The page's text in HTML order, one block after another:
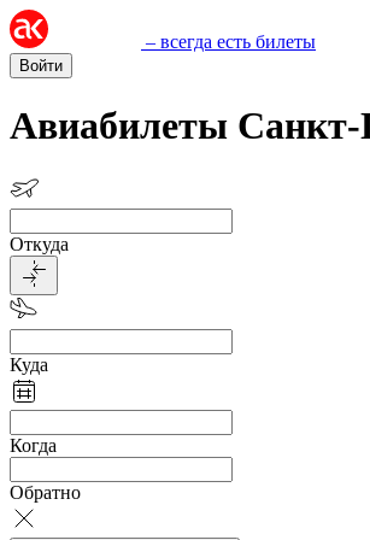
– всегда есть билеты
Войти
Авиабилеты Санкт-
Откуда
Куда
Когда
Обратно